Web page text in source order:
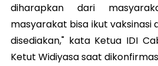
diharapkan dari
masyarakat bisa ikut vaksinasi
disediakan," kata Ketua IDI
Ketut Widiyasa saat